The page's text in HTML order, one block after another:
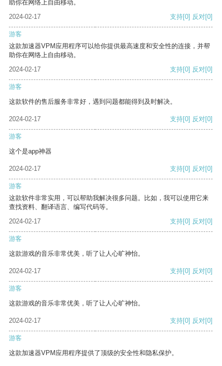
助你在网络上自由移动。
2024-02-17
支持[0] 反对[0]
游客
这款加速器VPM应用程序可以给你提供最高速度和安全性的连接，并帮
助你在网络上自由移动。
2024-02-17
支持[0] 反对[0]
游客
这款软件的售后服务非常好，遇到问题都能得到及时解决。
2024-02-17 支持[0] 反对[0]
游客
这个是app神器
2024-02-17 支持[0] 反对[0]
游客
这款软件非常实用，可以帮助我解决很多问题。比如，我可以使用它来
查找资料、翻译语言、编写代码等。
2024-02-17
支持[0] 反对[0]
游客
这款游戏的音乐非常优美，听了让人心旷神怡。
2024-02-17 支持[0] 反对[0]
游客
这款游戏的音乐非常优美，听了让人心旷神怡。
2024-02-17 支持[0] 反对[0]
游客
这款加速器VPM应用程序提供了顶级的安全性和隐私保护。